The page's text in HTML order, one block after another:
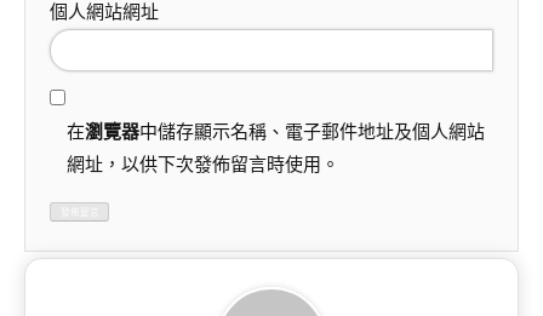
個人網站網址
在瀏覽器中儲存顯示名稱、電子郵件地址及個人網站
網址，以供下次發佈留言時使用。